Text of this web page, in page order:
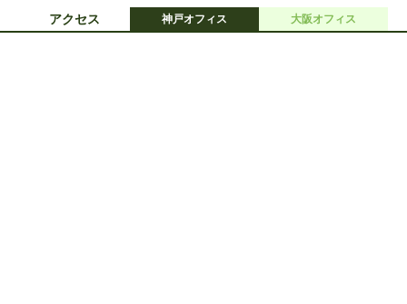
アクセス 神戸オフィス 大阪オフィス